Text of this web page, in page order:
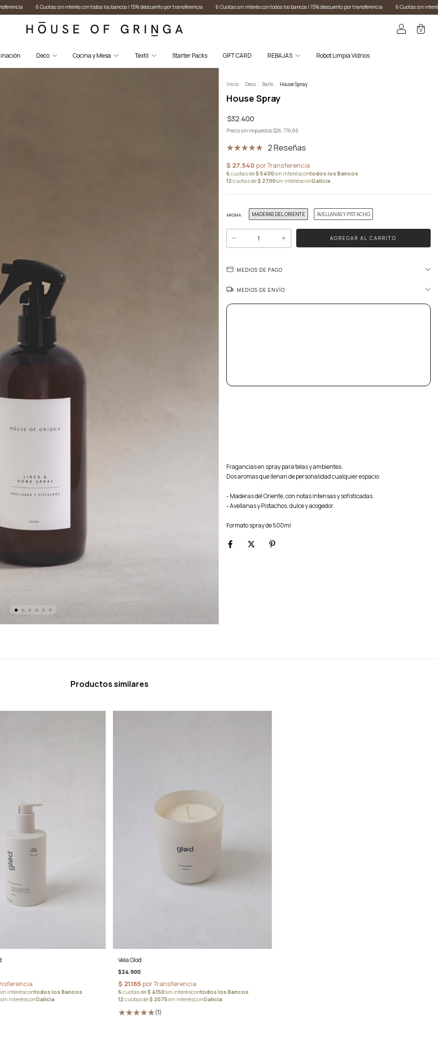
I 15% descuento por transferencia 6 Cuotas sin interés con todos los bancos I 15% descuento por transferencia 6 Cuotas sin interés con todos los bancos I 15% descuento por
0
Deco Cocina y Mesa Textil Starter Packs GIFT CARD REBAJAS Robot Limpia Vidrios
Inicio Deco Baño House Spray
House Spray
$32.400
Precio sin impuestos$26.776,86
2 Reseñas
AROMA MADERAS DEL ORIENTE AVELLANAS Y PISTACHO
MEDIOS DE PAGO
MEDIOS DE ENVÍO
Fragancias en spray para telas y ambientes.
Dos aromas que llenan de personalidad cualquier espacio:
- Maderas del Oriente, con notas intensas y sofisticadas.
- Avellanas y Pistachos, dulce y acogedor.
Formato spray de 500ml
Productos similares
Vela Glod
$24.900
(1)